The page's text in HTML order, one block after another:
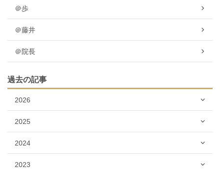
＠歩
＠藤井
＠院長
過去の記事
2026
2025
2024
2023